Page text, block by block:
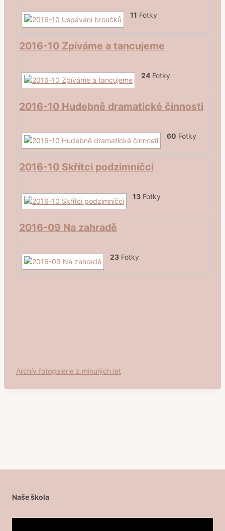
11 Fotky
2016-10 Zpíváme a tancujeme
24 Fotky
2016-10 Hudebně dramatické činnosti
60 Fotky
2016-10 Skřítci podzimníčci
13 Fotky
2016-09 Na zahradě
23 Fotky
Archív fotogalerie z minulých let
Naše škola